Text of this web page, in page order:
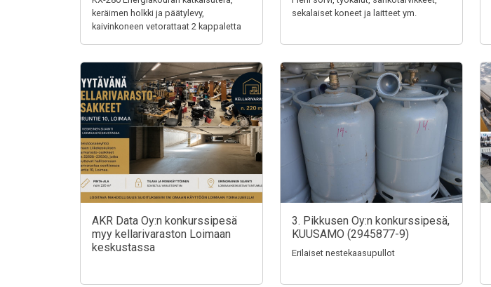
keräimen holkki ja päätylevy,
kaivinkoneen vetorattaat 2 kappaletta
sekalaiset koneet ja laitteet ym.
AKR Data Oy:n konkurssipesä
myy kellarivaraston Loimaan
keskustassa
3. Pikkusen Oy:n konkurssipesä,
KUUSAMO (2945877-9)
Erilaiset nestekaasupullot